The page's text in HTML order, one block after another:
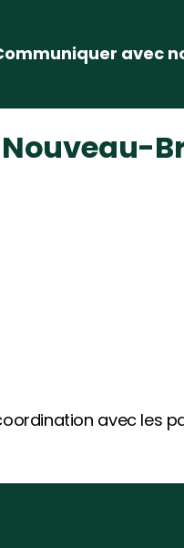
avec
Nouveau-
avec les